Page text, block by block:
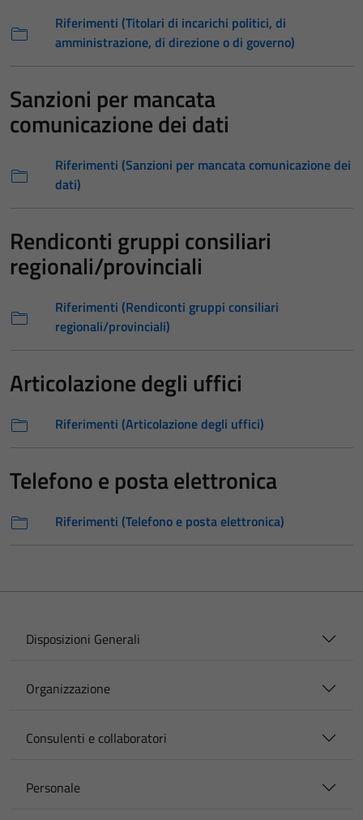
Riferimenti (Titolari di incarichi politici, di
amministrazione, di direzione o di governo)
Sanzioni per mancata
comunicazione dei dati
Riferimenti (Sanzioni per mancata comunicazione dei
dati)
Rendiconti gruppi consiliari
regionali/provinciali
Riferimenti (Rendiconti gruppi consiliari
regionali/provinciali)
Articolazione degli uffici
Riferimenti (Articolazione degli uffici)
Telefono e posta elettronica
Riferimenti (Telefono e posta elettronica)
Disposizioni Generali
Organizzazione
Consulenti e collaboratori
Personale